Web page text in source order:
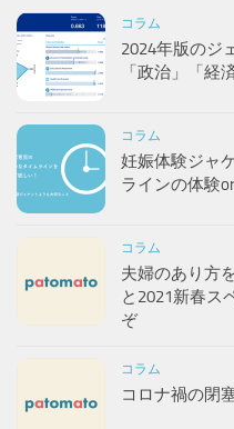
コラム
2024年版のジ
「政治」「経
コラム
妊娠体験ジャ
ラインの体験
コラム
夫婦のあり方
と2021新春ス
ぞ
コラム
コロナ禍の閉